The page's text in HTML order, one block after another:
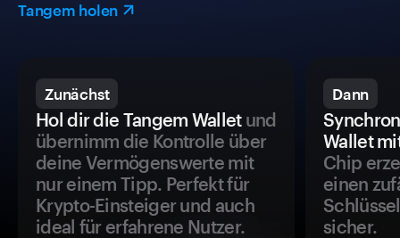
Tangem holen
Zunächst
Hol dir die Tangem Walletund
übernimm die Kontrolle über
deine Vermögenswerte mit
nur einem Tipp. Perfekt für
Krypto-Einsteiger und auch
ideal für erfahrene Nutzer.
Dann
Wallet
Chip
einen
sicher.